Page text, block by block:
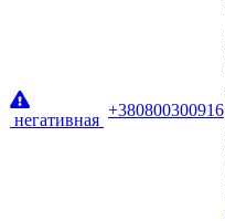
негативная
+380800300916